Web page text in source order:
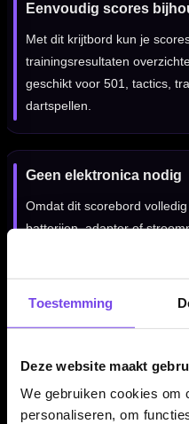
Toestemming
Deze website maakt
We gebruiken cookies om
personaliseren, om
Eenvoudig scores
Met dit krijtbord kun je
trainingsresultaten
geschikt voor 501, tactics,
dartspellen.
Geen elektronica nodig
Omdat dit scorebord
batterijen, adapter of
eenvoudige en
veel darters hoort het
van een echte dartopstelling.